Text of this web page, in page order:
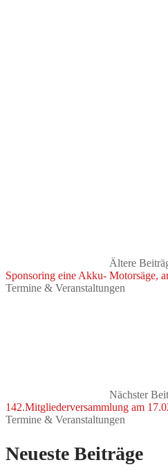
Ältere
Sponsoring eine Akku- Motorsäge,
Termine & Veranstaltungen
Nächster
142.Mitgliederversammlung am
Termine & Veranstaltungen
Neueste Beiträge